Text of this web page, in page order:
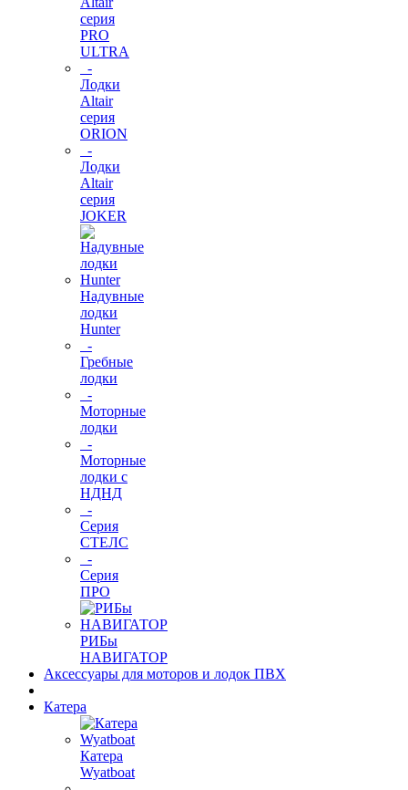
серия
PRO
ULTRA
-
Лодки
Altair
серия
ORION
-
Лодки
Altair
серия
JOKER
Надувные
лодки
Hunter
-
Гребные
лодки
-
Моторные
лодки
-
Моторные
лодки с
НДНД
-
Серия
СТЕЛС
-
Серия
ПРО
РИБы
НАВИГАТОР
Аксессуары для моторов и лодок ПВХ
Катера
Катера
Wyatboat